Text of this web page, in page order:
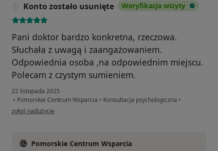
Konto zostało usunięte Weryfikacja wizyty
Pani doktor bardzo konkretna, rzeczowa.
Słuchała z uwagą i zaangażowaniem.
Odpowiednia osoba ,na odpowiednim miejscu.
Polecam z czystym sumieniem.
22 listopada 2025
• Pomorskie Centrum Wsparcia • Konsultacja psychologiczna •
w opinii użytkownika Konto zostało usunięte
zgłoś nadużycie
Pomorskie Centrum Wsparcia